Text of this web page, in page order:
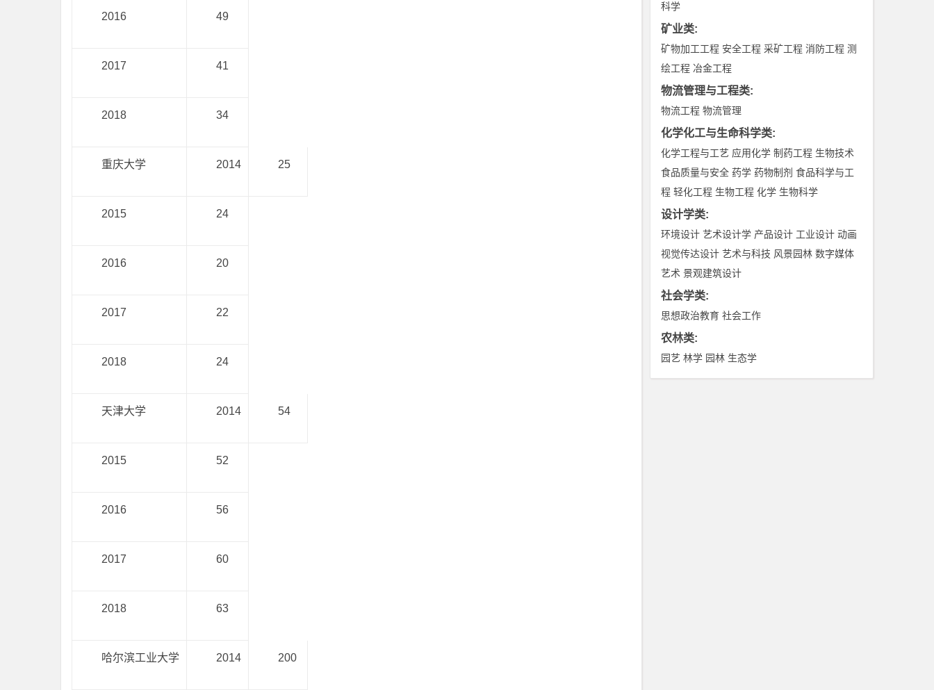
2016 49
2017 41
2018 34
重庆大学 2014 25
2015 24
2016 20
2017 22
2018 24
天津大学 2014 54
2015 52
2016 56
2017 60
2018 63
哈尔滨工业大学 2014 200
科学
矿业类:
矿物加工工程 安全工程 采矿工程 消防工程 测
绘工程 冶金工程
物流管理与工程类:
物流工程 物流管理
化学化工与生命科学类:
化学工程与工艺 应用化学 制药工程 生物技术
食品质量与安全 药学 药物制剂 食品科学与工
程 轻化工程 生物工程 化学 生物科学
设计学类:
环境设计 艺术设计学 产品设计 工业设计 动画
视觉传达设计 艺术与科技 风景园林 数字媒体
艺术 景观建筑设计
社会学类:
思想政治教育 社会工作
农林类:
园艺 林学 园林 生态学